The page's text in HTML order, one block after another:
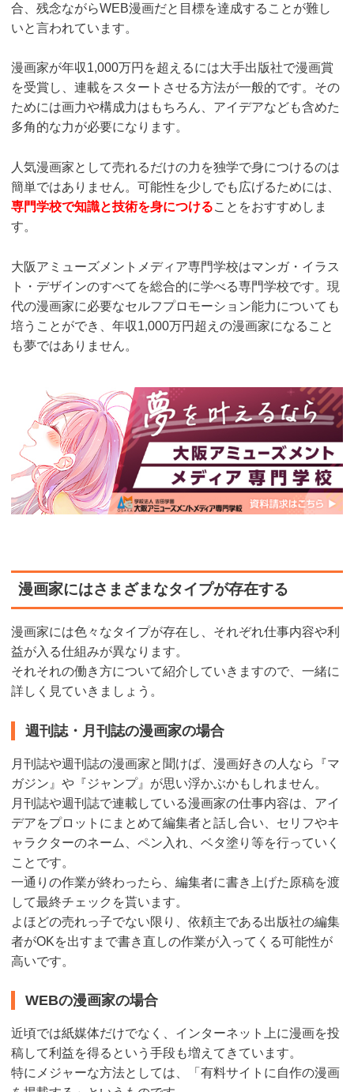
合、残念ながらWEB漫画だと目標を達成することが難し
いと言われています。
漫画家が年収1,000万円を超えるには大手出版社で漫画賞
を受賞し、連載をスタートさせる方法が一般的です。その
ためには画力や構成力はもちろん、アイデアなども含めた
多角的な力が必要になります。
人気漫画家として売れるだけの力を独学で身につけるのは
簡単ではありません。可能性を少しでも広げるためには、
専門学校で知識と技術を身につけることをおすすめしま
す。
大阪アミューズメントメディア専門学校はマンガ・イラス
ト・デザインのすべてを総合的に学べる専門学校です。現
代の漫画家に必要なセルフプロモーション能力についても
培うことができ、年収1,000万円超えの漫画家になること
も夢ではありません。
漫画家にはさまざまなタイプが存在する
漫画家には色々なタイプが存在し、それぞれ仕事内容や利
益が入る仕組みが異なります。
それそれの働き方について紹介していきますので、一緒に
詳しく見ていきましょう。
週刊誌・月刊誌の漫画家の場合
月刊誌や週刊誌の漫画家と聞けば、漫画好きの人なら『マ
ガジン』や『ジャンプ』が思い浮かぶかもしれません。
月刊誌や週刊誌で連載している漫画家の仕事内容は、アイ
デアをプロットにまとめて編集者と話し合い、セリフやキ
ャラクターのネーム、ペン入れ、ベタ塗り等を行っていく
ことです。
一通りの作業が終わったら、編集者に書き上げた原稿を渡
して最終チェックを貰います。
よほどの売れっ子でない限り、依頼主である出版社の編集
者がOKを出すまで書き直しの作業が入ってくる可能性が
高いです。
WEBの漫画家の場合
近頃では紙媒体だけでなく、インターネット上に漫画を投
稿して利益を得るという手段も増えてきています。
特にメジャーな方法としては、「有料サイトに自作の漫画